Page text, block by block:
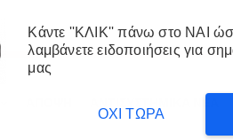
Κάντε ''ΚΛΙΚ'' πάνω στο ΝΑΙ
λαμβάνετε ειδοποιήσεις για
μας
ΟΧΙ ΤΩΡΑ